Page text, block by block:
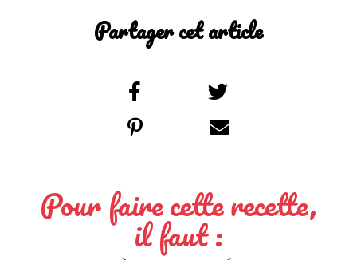
Partager cet article
Pour faire cette recette,
il faut :